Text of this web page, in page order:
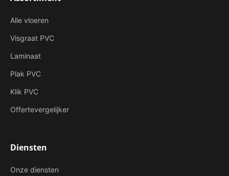
Alle vloeren
Visgraat PVC
Laminaat
Plak PVC
Klik PVC
Offertevergelijker
Diensten
Onze diensten